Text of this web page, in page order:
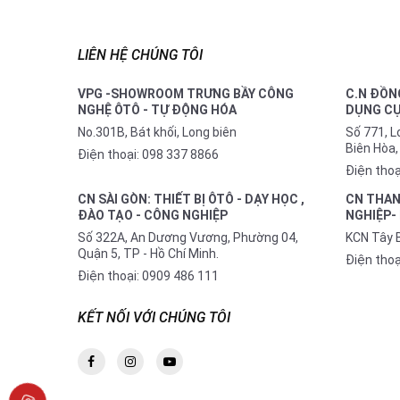
LIÊN HỆ CHÚNG TÔI
VPG -SHOWROOM TRƯNG BẦY CÔNG
NGHỆ ÔTÔ - TỰ ĐỘNG HÓA
No.301B, Bát khối, Long biên
Điện thoại: 098 337 8866
C.N
DỤNG
Số 771,
Biên
Điện
CN SÀI GÒN: THIẾT BỊ ÔTÔ - DẠY HỌC ,
ĐÀO TẠO - CÔNG NGHIỆP
Số 322A, An Dương Vương, Phường 04,
Quận 5, TP - Hồ Chí Minh.
Điện thoại: 0909 486 111
CN
NGHIỆP-
KCN Tây
Điện
KẾT NỐI VỚI CHÚNG TÔI